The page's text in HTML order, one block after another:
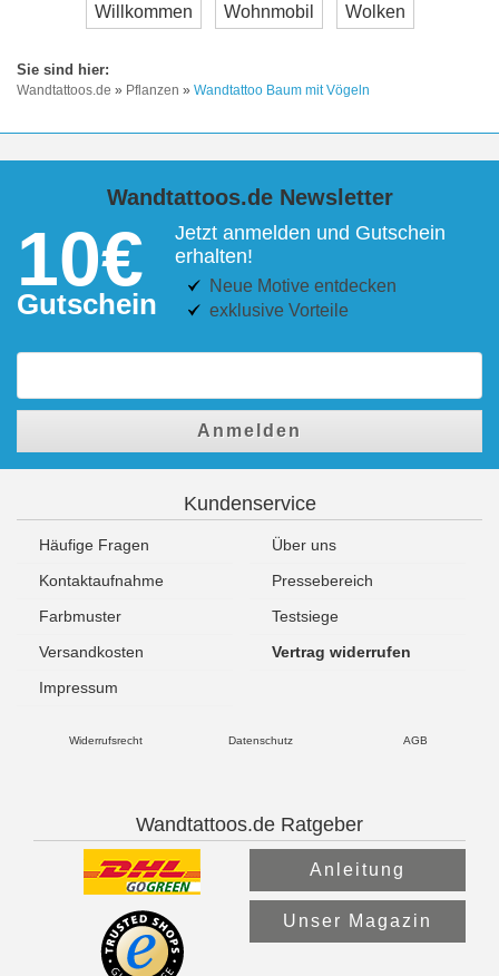
Willkommen Wohnmobil Wolken
Wandtattoos.de » Pflanzen » Wandtattoo Baum mit Vögeln
Wandtattoos.de Newsletter
10€
Gutschein
Jetzt anmelden und Gutschein
erhalten!
Neue Motive entdecken
exklusive Vorteile
Anmelden
Kundenservice
Häufige Fragen
Über uns
Kontaktaufnahme
Pressebereich
Farbmuster
Testsiege
Versandkosten
Vertrag widerrufen
Impressum
Widerrufsrecht Datenschutz AGB
Wandtattoos.de Ratgeber
Anleitung
Unser Magazin